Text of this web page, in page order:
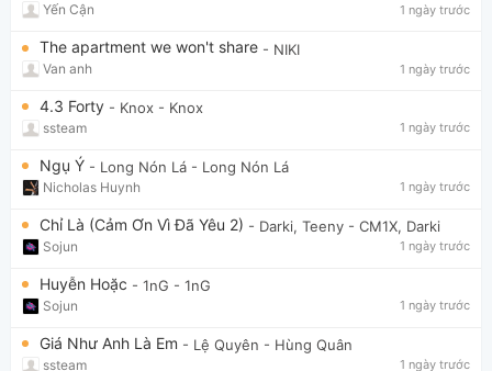
Yến Cận 1 ngày trước
The apartment we won't share - NIKI
Van anh 1 ngày trước
4.3 Forty - Knox - Knox
ssteam 1 ngày trước
Ngụ Ý - Long Nón Lá - Long Nón Lá
Nicholas Huynh 1 ngày trước
Chỉ Là (Cảm Ơn Vì Đã Yêu 2) - Darki, Teeny - CM1X, Darki
Sojun 1 ngày trước
Huyễn Hoặc - 1nG - 1nG
Sojun 1 ngày trước
Giá Như Anh Là Em - Lệ Quyên - Hùng Quân
ssteam 1 ngày trước